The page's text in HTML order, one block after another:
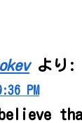
より:
PM